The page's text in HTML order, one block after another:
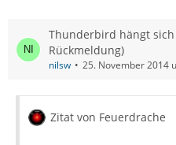
Thunderbird hängt
Rückmeldung)
nilsw 25. November 2014
Zitat von Feuerdrache